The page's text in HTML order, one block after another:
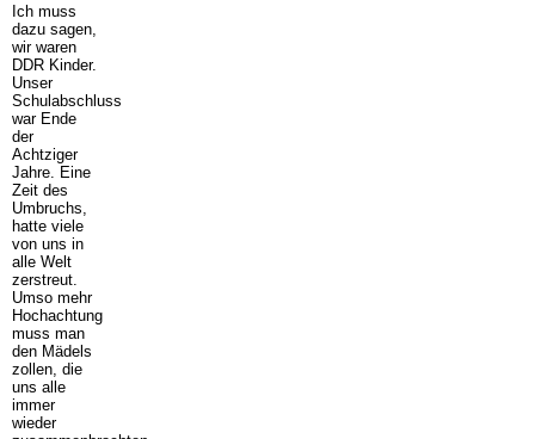
Ich muss
dazu sagen,
wir waren
DDR Kinder.
Unser
Schulabschluss
war Ende
der
Achtziger
Jahre. Eine
Zeit des
Umbruchs,
hatte viele
von uns in
alle Welt
zerstreut.
Umso mehr
Hochachtung
muss man
den Mädels
zollen, die
uns alle
immer
wieder